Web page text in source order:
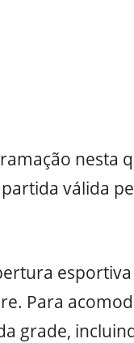
nesta
partida válida
Para
grade,